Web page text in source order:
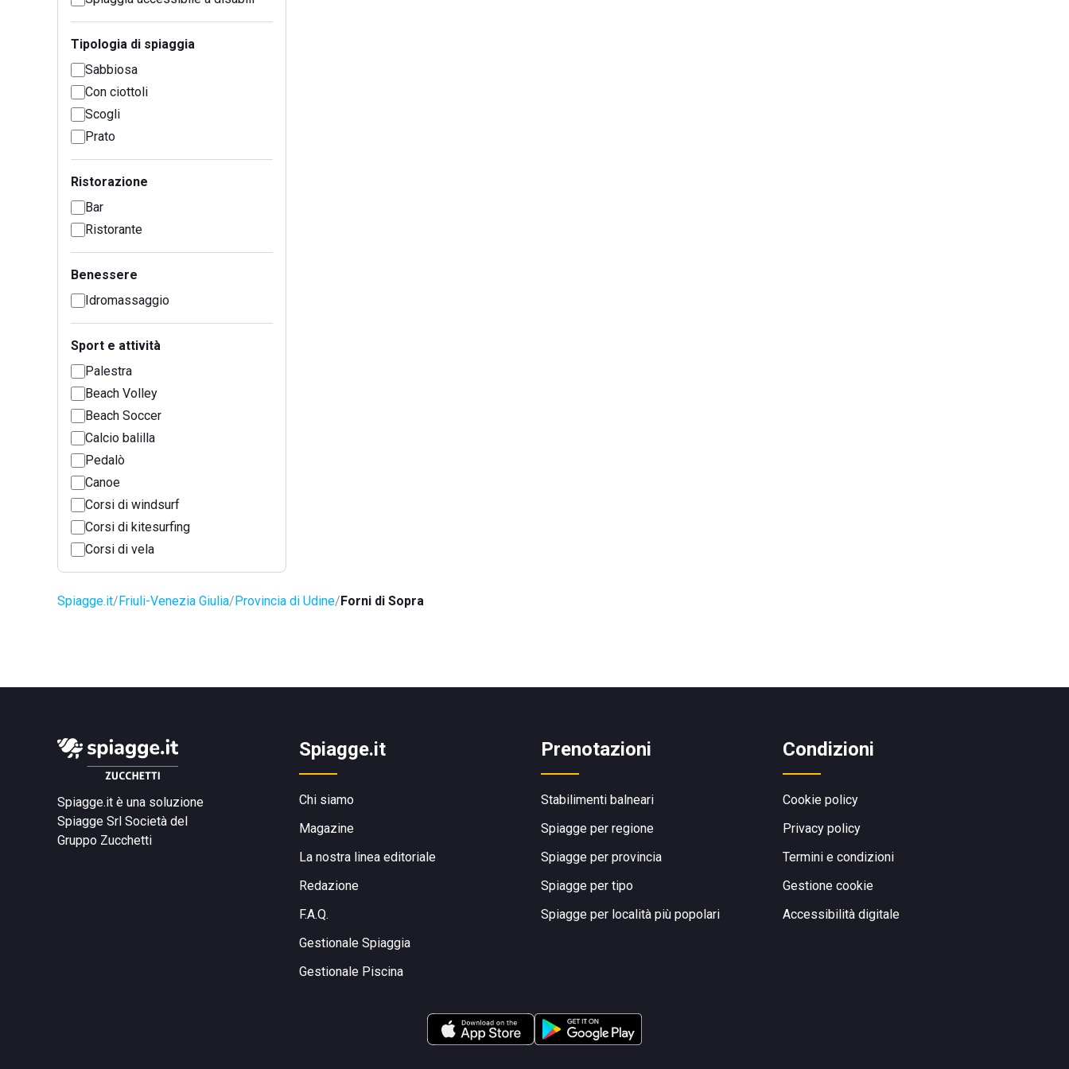
Tipologia di spiaggia
Sabbiosa
Con ciottoli
Scogli
Prato
Ristorazione
Bar
Ristorante
Benessere
Idromassaggio
Sport e attività
Palestra
Beach Volley
Beach Soccer
Calcio balilla
Pedalò
Canoe
Corsi di windsurf
Corsi di kitesurfing
Corsi di vela
Spiagge.it Friuli-Venezia Giulia Provincia di Udine Forni di Sopra
Spiagge.it è una soluzione
Spiagge Srl Società del
Gruppo Zucchetti
Spiagge.it
Chi siamo
Magazine
La nostra linea editoriale
Redazione
F.A.Q.
Gestionale Spiaggia
Gestionale Piscina
Prenotazioni
Stabilimenti balneari
Spiagge per regione
Spiagge per provincia
Spiagge per tipo
Spiagge per località più popolari
Condizioni
Cookie policy
Privacy policy
Termini e condizioni
Gestione cookie
Accessibilità digitale